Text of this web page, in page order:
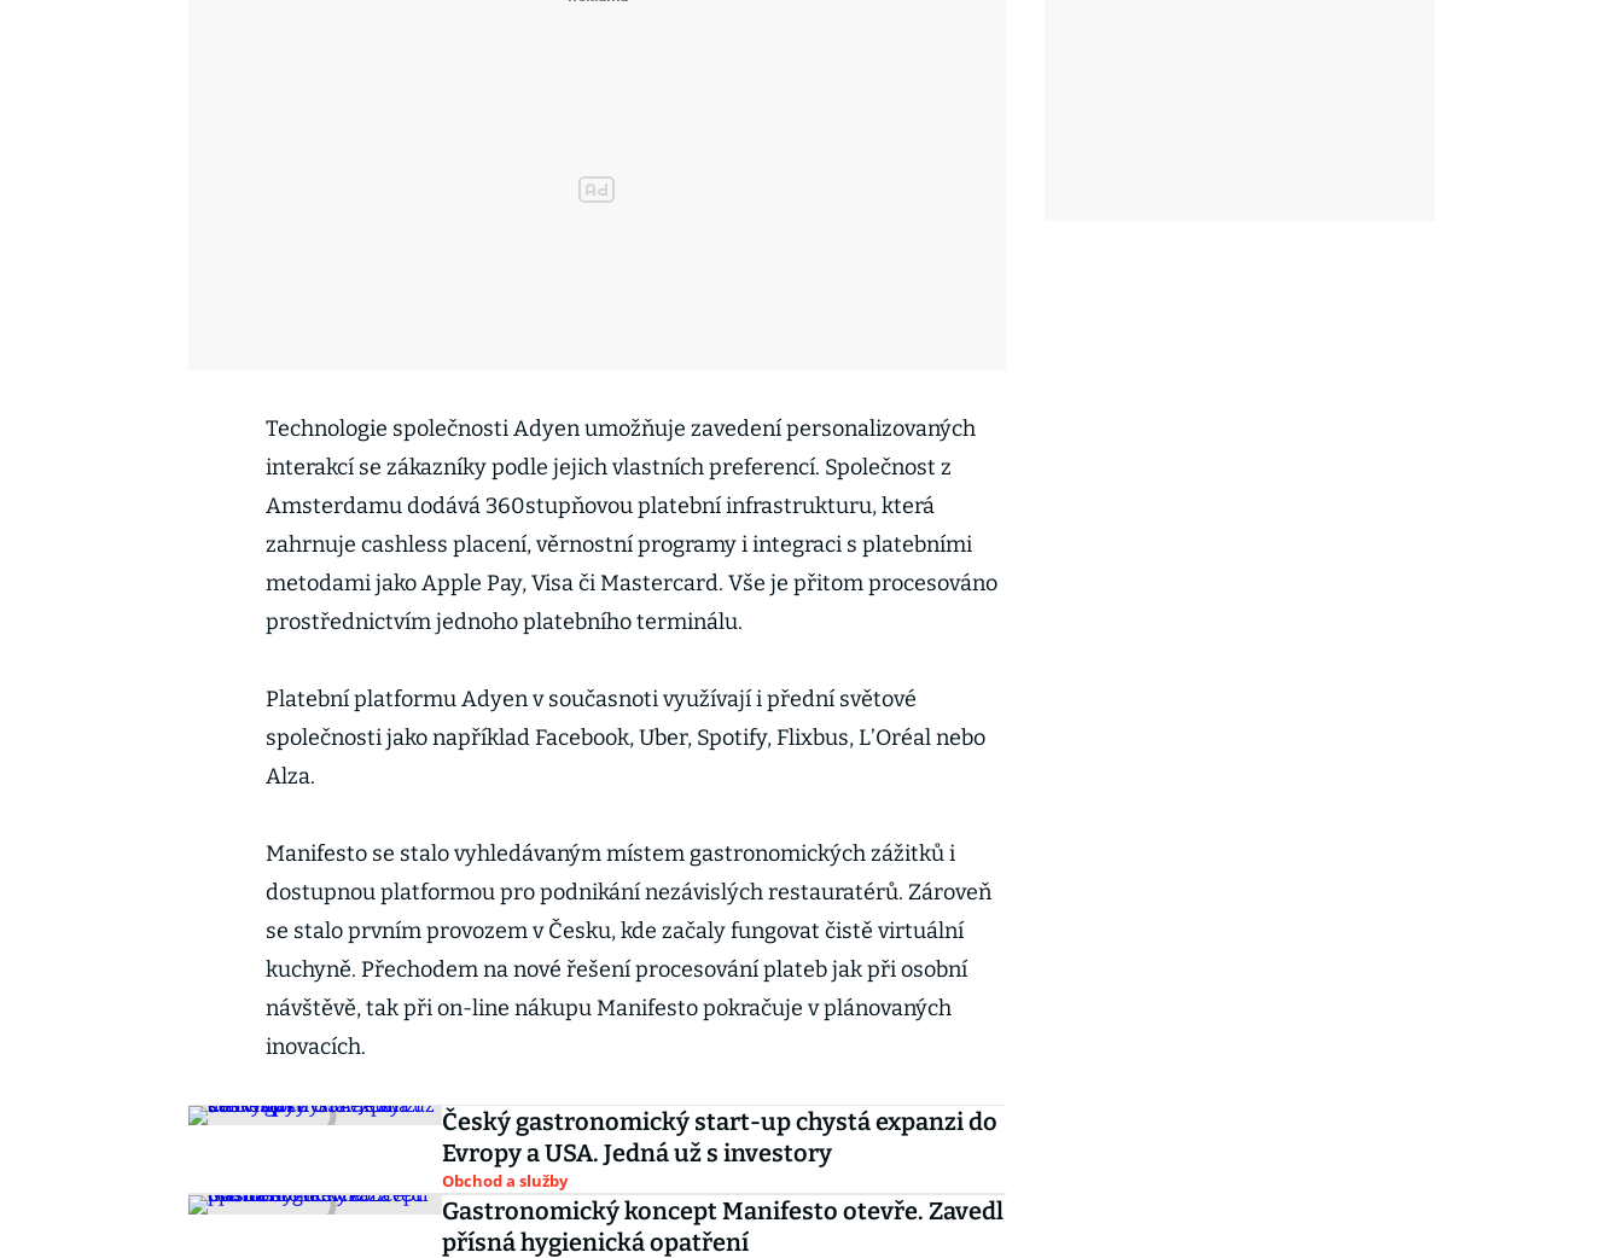
Technologie společnosti Adyen umožňuje zavedení personalizovaných
interakcí se zákazníky podle jejich vlastních preferencí. Společnost z
Amsterdamu dodává 360stupňovou platební infrastrukturu, která
zahrnuje cashless placení, věrnostní programy i integraci s platebními
metodami jako Apple Pay, Visa či Mastercard. Vše je přitom procesováno
prostřednictvím jednoho platebního terminálu.
Platební platformu Adyen v současnoti využívají i přední světové
společnosti jako například Facebook, Uber, Spotify, Flixbus, L’Oréal nebo
Alza.
Manifesto se stalo vyhledávaným místem gastronomických zážitků i
dostupnou platformou pro podnikání nezávislých restauratérů. Zároveň
se stalo prvním provozem v Česku, kde začaly fungovat čistě virtuální
kuchyně. Přechodem na nové řešení procesování plateb jak při osobní
návštěvě, tak při on-line nákupu Manifesto pokračuje v plánovaných
inovacích.
Český gastronomický start-up chystá expanzi do
Evropy a USA. Jedná už s investory
Obchod a služby
Gastronomický koncept Manifesto otevře. Zavedl
přísná hygienická opatření